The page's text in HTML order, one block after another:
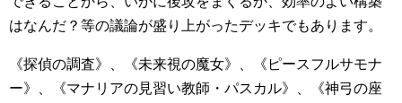
はなんだ？等の議論が盛り上がったデッキでもあります。
《探偵の調査》、《未来視の魔女》、《ピースフルサモナ
ー》、《マナリアの見習い教師・パスカル》、《神弓の座